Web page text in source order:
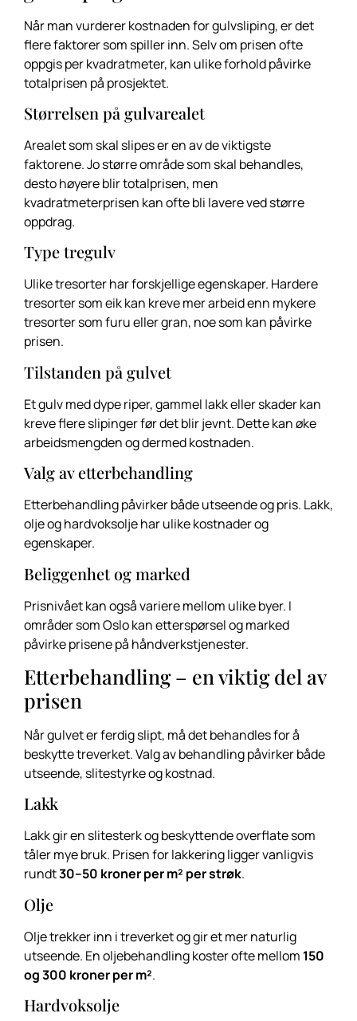
Når man vurderer kostnaden for gulvsliping, er det
flere faktorer som spiller inn. Selv om prisen ofte
oppgis per kvadratmeter, kan ulike forhold påvirke
totalprisen på prosjektet.
Størrelsen på gulvarealet
Arealet som skal slipes er en av de viktigste
faktorene. Jo større område som skal behandles,
desto høyere blir totalprisen, men
kvadratmeterprisen kan ofte bli lavere ved større
oppdrag.
Type tregulv
Ulike tresorter har forskjellige egenskaper. Hardere
tresorter som eik kan kreve mer arbeid enn mykere
tresorter som furu eller gran, noe som kan påvirke
prisen.
Tilstanden på gulvet
Et gulv med dype riper, gammel lakk eller skader kan
kreve flere slipinger før det blir jevnt. Dette kan øke
arbeidsmengden og dermed kostnaden.
Valg av etterbehandling
Etterbehandling påvirker både utseende og pris. Lakk,
olje og hardvoksolje har ulike kostnader og
egenskaper.
Beliggenhet og marked
Prisnivået kan også variere mellom ulike byer. I
områder som Oslo kan etterspørsel og marked
påvirke prisene på håndverkstjenester.
Etterbehandling – en viktig del av
prisen
Når gulvet er ferdig slipt, må det behandles for å
beskytte treverket. Valg av behandling påvirker både
utseende, slitestyrke og kostnad.
Lakk
Lakk gir en slitesterk og beskyttende overflate som
tåler mye bruk. Prisen for lakkering ligger vanligvis
rundt30–50 kroner per m² per strøk.
Olje
Olje trekker inn i treverket og gir et mer naturlig
utseende. En oljebehandling koster ofte mellom 150
og 300 kroner per m².
Hardvoksolje